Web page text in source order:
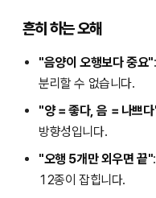
흔히 하는 오해
"음양이 오행보다 중요"
분리할 수 없습니다.
"양 = 좋다, 음 = 나쁘
방향성입니다.
"오행 5개만 외우면 끝"
12종이 잡힙니다.